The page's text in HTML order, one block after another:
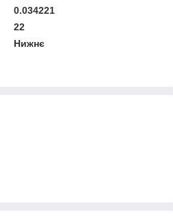
0.034221
22
Нижнє